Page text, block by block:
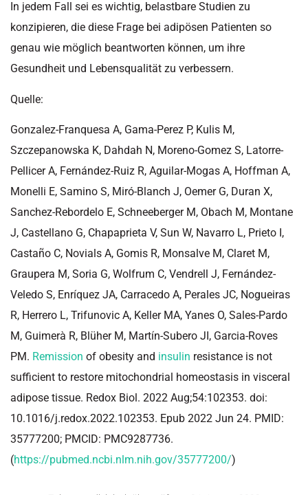
In jedem Fall sei es wichtig, belastbare Studien zu
konzipieren, die diese Frage bei adipösen Patienten so
genau wie möglich beantworten können, um ihre
Gesundheit und Lebensqualität zu verbessern.
Quelle:
Gonzalez-Franquesa A, Gama-Perez P, Kulis M,
Szczepanowska K, Dahdah N, Moreno-Gomez S, Latorre-
Pellicer A, Fernández-Ruiz R, Aguilar-Mogas A, Hoffman A,
Monelli E, Samino S, Miró-Blanch J, Oemer G, Duran X,
Sanchez-Rebordelo E, Schneeberger M, Obach M, Montane
J, Castellano G, Chapaprieta V, Sun W, Navarro L, Prieto I,
Castaño C, Novials A, Gomis R, Monsalve M, Claret M,
Graupera M, Soria G, Wolfrum C, Vendrell J, Fernández-
Veledo S, Enríquez JA, Carracedo A, Perales JC, Nogueiras
R, Herrero L, Trifunovic A, Keller MA, Yanes O, Sales-Pardo
M, Guimerà R, Blüher M, Martín-Subero JI, Garcia-Roves
PM. Remission of obesity and insulin resistance is not
sufficient to restore mitochondrial homeostasis in visceral
adipose tissue. Redox Biol. 2022 Aug;54:102353. doi:
10.1016/j.redox.2022.102353. Epub 2022 Jun 24. PMID:
35777200; PMCID: PMC9287736.
(https://pubmed.ncbi.nlm.nih.gov/35777200/)